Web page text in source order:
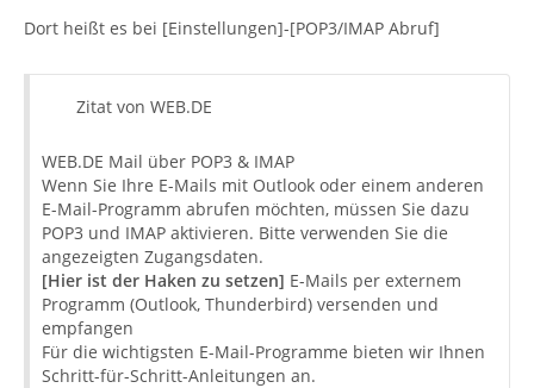
Dort heißt es bei [Einstellungen]-[POP3/IMAP Abruf]
Zitat von WEB.DE
WEB.DE Mail über POP3 & IMAP
Wenn Sie Ihre E-Mails mit Outlook oder einem anderen
E-Mail-Programm abrufen möchten, müssen Sie dazu
POP3 und IMAP aktivieren. Bitte verwenden Sie die
angezeigten Zugangsdaten.
[Hier ist der Haken zu setzen] E-Mails per externem
Programm (Outlook, Thunderbird) versenden und
empfangen
Für die wichtigsten E-Mail-Programme bieten wir Ihnen
Schritt-für-Schritt-Anleitungen an.